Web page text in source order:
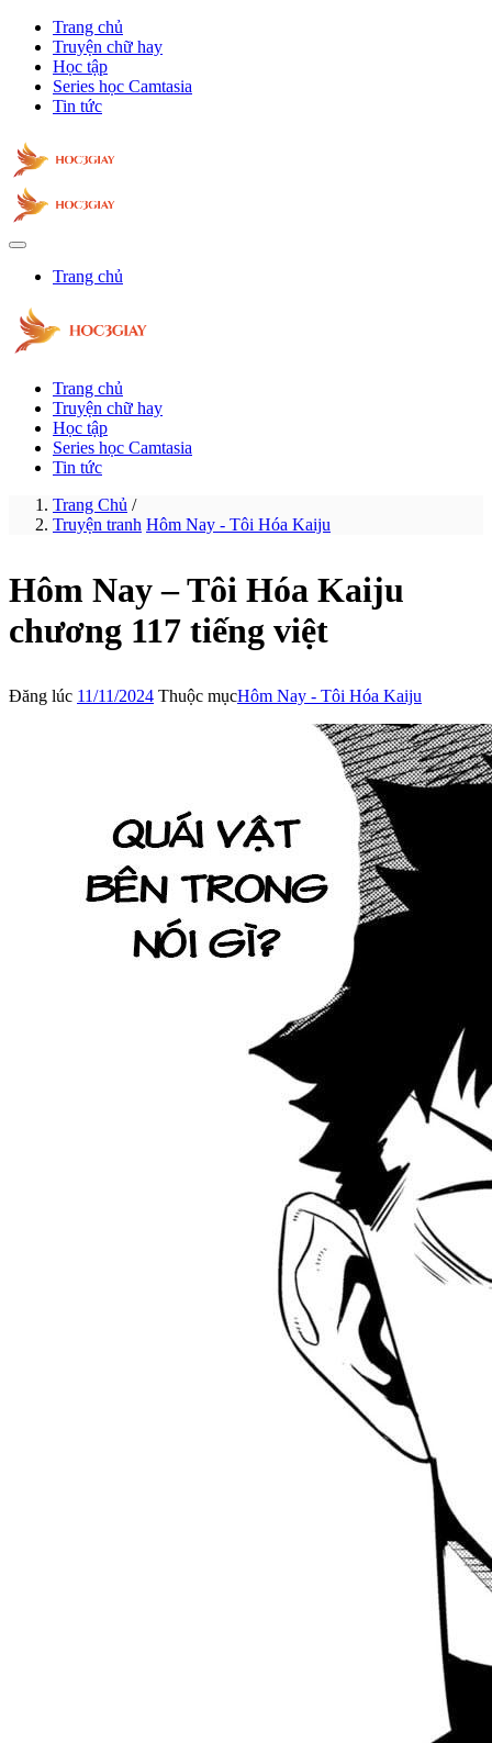
Trang chủ
Truyện chữ hay
Học tập
Series học Camtasia
Tin tức
Trang chủ
Trang chủ
Truyện chữ hay
Học tập
Series học Camtasia
Tin tức
Trang Chủ /
Truyện tranh Hôm Nay - Tôi Hóa Kaiju
Hôm Nay – Tôi Hóa Kaiju
chương 117 tiếng việt
Đăng lúc 11/11/2024 Thuộc mụcHôm Nay - Tôi Hóa Kaiju